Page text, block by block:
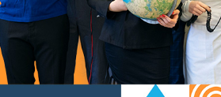
do szkoły!!!
wkrótce....